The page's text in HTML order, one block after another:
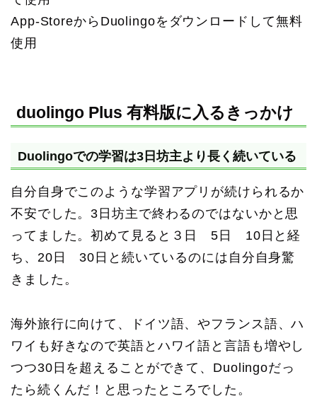
App-StoreからDuolingoをダウンロードして無料
使用
duolingo Plus 有料版に入るきっかけ
Duolingoでの学習は3日坊主より長く続いている
自分自身でこのような学習アプリが続けられるか
不安でした。3日坊主で終わるのではないかと思
ってました。初めて見ると３日 5日 10日と経
ち、20日 30日と続いているのには自分自身驚
きました。
海外旅行に向けて、ドイツ語、やフランス語、ハ
ワイも好きなので英語とハワイ語と言語も増やし
つつ30日を超えることができて、Duolingoだっ
たら続くんだ！と思ったところでした。